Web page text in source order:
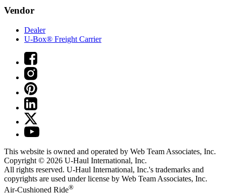
Vendor
Dealer
U-Box® Freight Carrier
This website is owned and operated by Web Team Associates, Inc.
Copyright © 2026 U-Haul International, Inc.
All rights reserved. U-Haul International, Inc.'s trademarks and
copyrights are used under license by Web Team Associates, Inc.
Air-Cushioned Ride®